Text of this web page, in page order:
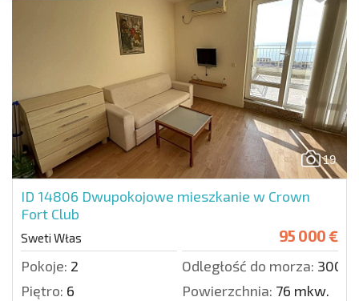
19
ID 14806 Dwupokojowe mieszkanie w Crown
Fort Club
Sweti Włas 95 000 €
Pokoje: 2 Odległość do morza: 300
Piętro: 6 Powierzchnia: 76 mkw.